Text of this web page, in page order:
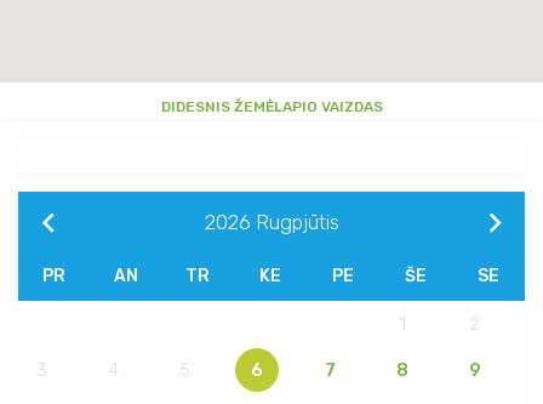
DIDESNIS ŽEMĖLAPIO VAIZDAS
2026 Rugpjūtis
PR AN TR KE PE ŠE SE
1 2
3 4 5 6 7 8 9